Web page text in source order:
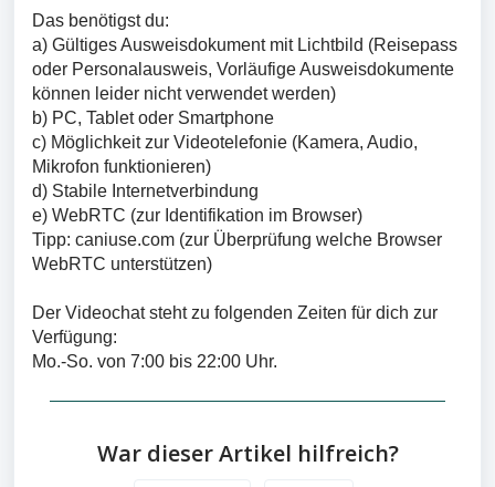
Das benötigst du:
a) Gültiges Ausweisdokument mit Lichtbild (Reisepass
oder Personalausweis, Vorläufige Ausweisdokumente
können leider nicht verwendet werden)
b) PC, Tablet oder Smartphone
c) Möglichkeit zur Videotelefonie (Kamera, Audio,
Mikrofon funktionieren)
d) Stabile Internetverbindung
e) WebRTC (zur Identifikation im Browser)
Tipp: caniuse.com (zur Überprüfung welche Browser
WebRTC unterstützen)
Der Videochat steht zu folgenden Zeiten für dich zur
Verfügung:
Mo.-So. von 7:00 bis 22:00 Uhr.
War dieser Artikel hilfreich?